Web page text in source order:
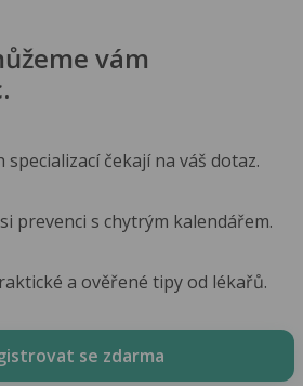
vám
specializací čekají na váš dotaz.
prevenci s chytrým kalendářem.
a ověřené tipy od lékařů.
se zdarma